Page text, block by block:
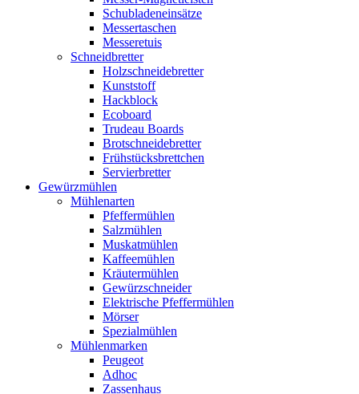
Schubladeneinsätze
Messertaschen
Messeretuis
Schneidbretter
Holzschneidebretter
Kunststoff
Hackblock
Ecoboard
Trudeau Boards
Brotschneidebretter
Frühstücksbrettchen
Servierbretter
Gewürzmühlen
Mühlenarten
Pfeffermühlen
Salzmühlen
Muskatmühlen
Kaffeemühlen
Kräutermühlen
Gewürzschneider
Elektrische Pfeffermühlen
Mörser
Spezialmühlen
Mühlenmarken
Peugeot
Adhoc
Zassenhaus